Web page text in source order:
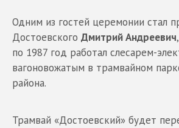
Одним из гостей церемонии стал
Достоевского Дмитрий Андреевич
по 1987 год работал слесарем-
вагоновожатым в трамвайном
района.
Трамвай «Достоевский» будет